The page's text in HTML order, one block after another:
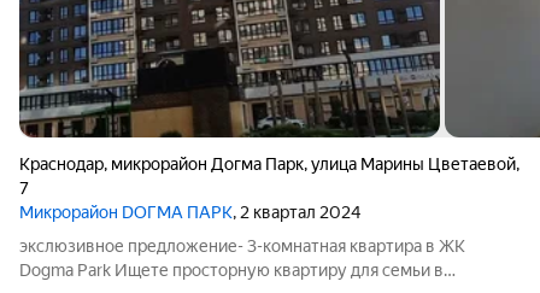
Краснодар, микрорайон Догма Парк,улица Марины Цветаевой,
7
Микрорайон DОГМА ПАРК, 2 квартал 2024
экслюзивное предложение- 3-комнатная квартира в ЖК
Dogma Park Ищете просторную квартиру для семьи в